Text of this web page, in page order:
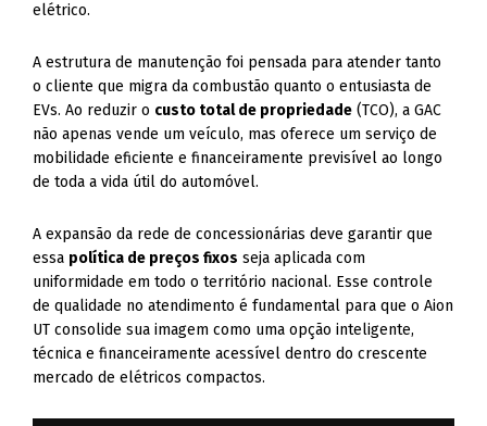
elétrico.
A estrutura de manutenção foi pensada para atender tanto
o cliente que migra da combustão quanto o entusiasta de
EVs. Ao reduzir o custo total de propriedade (TCO), a GAC
não apenas vende um veículo, mas oferece um serviço de
mobilidade eficiente e financeiramente previsível ao longo
de toda a vida útil do automóvel.
A expansão da rede de concessionárias deve garantir que
essa política de preços fixos seja aplicada com
uniformidade em todo o território nacional. Esse controle
de qualidade no atendimento é fundamental para que o Aion
UT consolide sua imagem como uma opção inteligente,
técnica e financeiramente acessível dentro do crescente
mercado de elétricos compactos.